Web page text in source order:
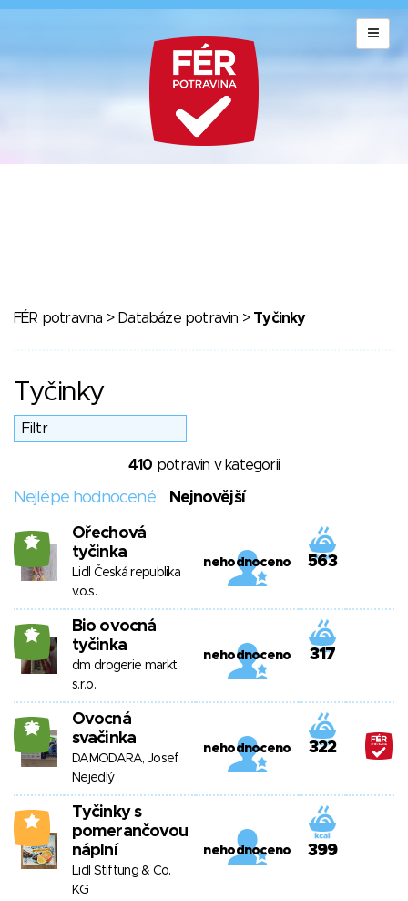
FÉR potravina > Databáze potravin > Tyčinky
Tyčinky
410 potravin v kategorii
Nejlépe hodnocené Nejnovější
15
Ořechová
tyčinka
Lidl Česká republika
v.o.s.
nehodnoceno 563
16
Bio ovocná
tyčinka
dm drogerie markt
s.r.o.
nehodnoceno 317
26
Ovocná
svačinka
DAMODARA, Josef
Nejedlý
nehodnoceno 322
4
Tyčinky s
pomerančovou
náplní
Lidl Stiftung & Co.
KG
nehodnoceno 399